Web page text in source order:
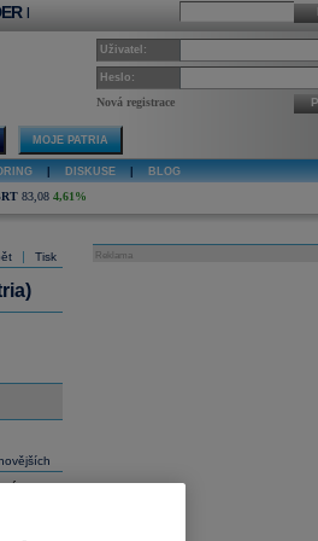
|
Uživatel:
Heslo:
Nová registrace
MOJE PATRIA
DISKUSE BLOG
83,08 4,61%
| Tisk Reklama